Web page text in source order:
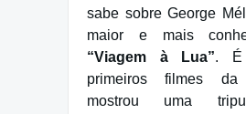
sabe sobre George
maior e mais
“Viagem à Lua”. É
primeiros filmes
mostrou uma